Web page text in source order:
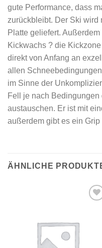
gute Performance, dass
zurückbleibt. Der Ski wird
Platte geliefert.
Kickwachs ? die
direkt von Anfang an
allen
im Sinne der
Fell je nach
austauschen. Er ist mit
außerdem gibt es ein
ÄHNLICHE